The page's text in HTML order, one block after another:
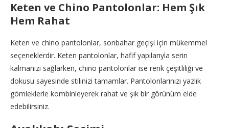
Keten ve Chino Pantolonlar: Hem Şık
Hem Rahat
Keten ve chino pantolonlar, sonbahar geçişi için mükemmel
seçeneklerdir. Keten pantolonlar, hafif yapılarıyla serin
kalmanızı sağlarken, chino pantolonlar ise renk çeşitliliği ve
dokusu sayesinde stilinizi tamamlar. Pantolonlarınızı yazlık
gömleklerle kombinleyerek rahat ve şık bir görünüm elde
edebilirsiniz.